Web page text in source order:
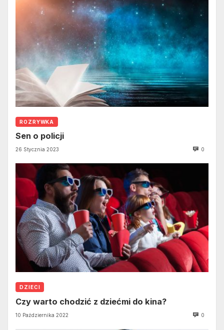
ROZRYWKA
Sen o policji
26 Stycznia 2023 0
DZIECI
Czy warto chodzić z dziećmi do kina?
10 Października 2022 0